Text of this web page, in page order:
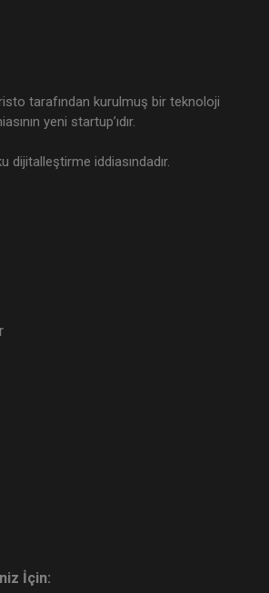
tarafından kurulmuş bir teknoloji
yeni startup’ıdır.
dijitalleştirme iddiasındadır.
İçin: